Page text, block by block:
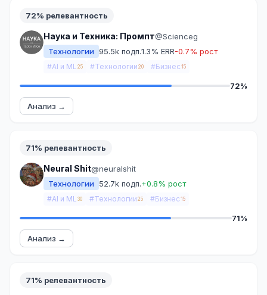
72% релевантность
Наука и Техника: Промпт@Scienceg
Технологии 95.5k подп.1.3% ERR-0.7% рост
#AI и ML 25 #Технологии 20 #Бизнес 15
72%
Анализ →
71% релевантность
Neural Shit@neuralshit
Технологии
52.7k подп.+0.8% рост
#AI и ML 30 #Технологии 25 #Бизнес 15
71%
Анализ →
71% релевантность